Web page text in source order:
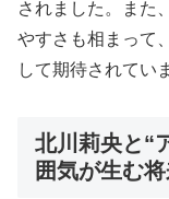
されました。また
やすさも相まって
して期待されてい
北川莉央と“
囲気が生む